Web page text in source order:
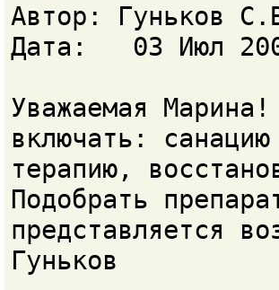
Автор: Гуньков
Дата: 03 Июл
Уважаемая
включать:
терапию,
Подобрать
представляется
Гуньков